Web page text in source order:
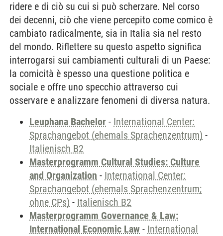
ridere e di ciò su cui si può scherzare. Nel corso
dei decenni, ciò che viene percepito come comico è
cambiato radicalmente, sia in Italia sia nel resto
del mondo. Riflettere su questo aspetto significa
interrogarsi sui cambiamenti culturali di un Paese:
la comicità è spesso una questione politica e
sociale e offre uno specchio attraverso cui
osservare e analizzare fenomeni di diversa natura.
Leuphana Bachelor - International Center:
Sprachangebot (ehemals Sprachenzentrum) -
Italienisch B2
Masterprogramm Cultural Studies: Culture
and Organization - International Center:
Sprachangebot (ehemals Sprachenzentrum;
ohne CPs) - Italienisch B2
Masterprogramm Governance & Law:
International Economic Law - International